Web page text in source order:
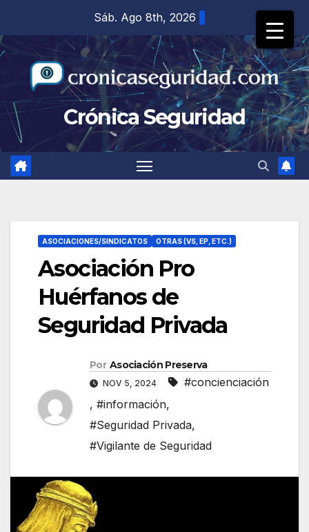
contenido
Sáb. Ago 8th, 2026
Crónica Seguridad
ASOCIACIONES/SINDICATOS OTRAS (VS, EP, ETC.)
Asociación Pro
Huérfanos de
Seguridad Privada
Por Asociación Preserva
NOV 5, 2024
#concienciación
, #información,
#Seguridad Privada,
#Vigilante de Seguridad